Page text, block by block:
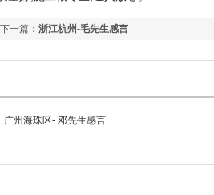
下一篇： 浙江杭州-毛先生感言
广州海珠区- 邓先生感言